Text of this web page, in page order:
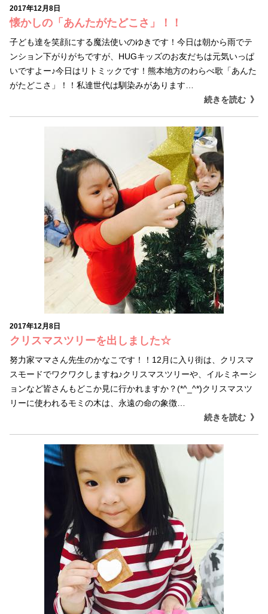
2017年12月8日
懐かしの「あんたがたどこさ」！！
子ども達を笑顔にする魔法使いのゆきです！今日は朝から雨でテ
ンション下がりがちですが、HUGキッズのお友だちは元気いっぱ
いですよー♪今日はリトミックです！熊本地方のわらべ歌「あんた
がたどこさ」！！私達世代は馴染みがあります…
続きを読む
2017年12月8日
クリスマスツリーを出しました☆
努力家ママさん先生のかなこです！！12月に入り街は、クリスマ
スモードでワクワクしますね♪クリスマスツリーや、イルミネーシ
ョンなど皆さんもどこか見に行かれますか？(*^_^*)クリスマスツ
リーに使われるモミの木は、永遠の命の象徴…
続きを読む